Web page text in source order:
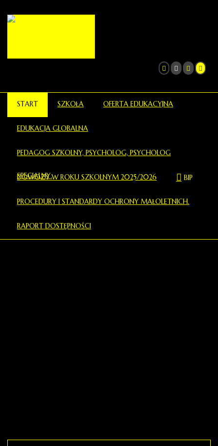
START SZKOŁA OFERTA EDUKACYJNA
EDUKACJA GLOBALNA
PEDAGOG SZKOLNY, PSYCHOLOG, PSYCHOLOG
SPECJALNY.
DOWOZY W ROKU SZKOLNYM 2025/2026 BIP
PROCEDURY I STANDARDY OCHRONY MAŁOLETNICH.
RAPORT DOSTĘPNOŚCI